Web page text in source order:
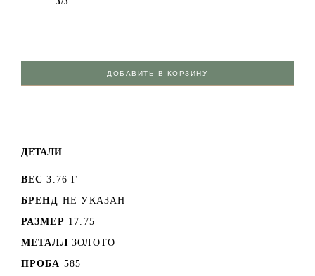
ДОБАВИТЬ В КОРЗИНУ
ДЕТАЛИ
ВЕС 3.76 Г
БРЕНД НЕ УКАЗАН
РАЗМЕР 17.75
МЕТАЛЛ ЗОЛОТО
ПРОБА 585